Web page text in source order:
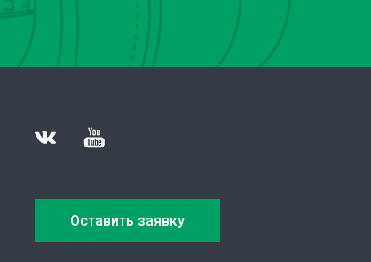
Оставить заявку